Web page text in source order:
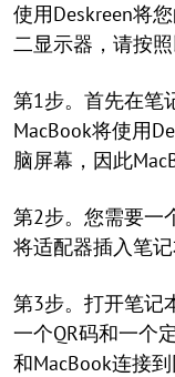
使用Deskreen将
二显示器，请按
第1步。首先在笔
MacBook将使用
脑屏幕，因此
第2步。您需要一
将适配器插入笔记
第3步。打开笔记
一个QR码和一个
和MacBook连接到